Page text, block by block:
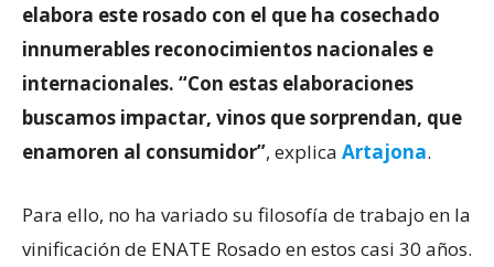
elabora este rosado con el que ha cosechado
innumerables reconocimientos nacionales e
internacionales. “Con estas elaboraciones
buscamos impactar, vinos que sorprendan, que
enamoren al consumidor”, explica Artajona.
Para ello, no ha variado su filosofía de trabajo en la
vinificación de ENATE Rosado en estos casi 30 años.